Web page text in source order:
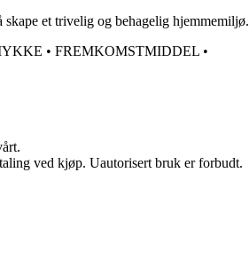
et trivelig og behagelig hjemmemiljø.
• FREMKOMSTMIDDEL •
ved kjøp. Uautorisert bruk er forbudt.